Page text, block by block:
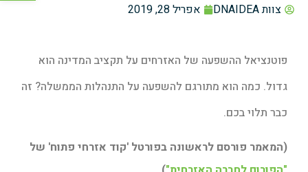
צוות DNAIDEA אפריל 28, 2019
פוטנציאל ההשפעה של האזרחים על תקציב המדינה הוא
גדול. כמה הוא מתורגם להשפעה על התנהלות הממשלה? זה
כבר תלוי בכם.
(המאמר פורסם לראשונה בפורטל 'קוד אזרחי פתוח' של